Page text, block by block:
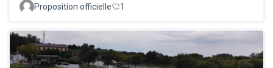
Proposition officielle 1